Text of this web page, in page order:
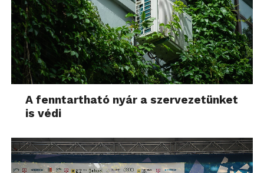
A fenntartható nyár a szervezetünket
is védi